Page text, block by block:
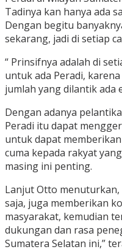
Tadinya kan hanya ada
Dengan begitu
sekarang, jadi di setiap
“ Prinsifnya adalah di
untuk ada Peradi,
jumlah yang dilantik ada
Dengan adanya
Peradi itu dapat
untuk dapat
cuma kepada rakyat
masing ini penting.
Lanjut Otto
saja, juga memberikan
masyarakat, kemudian
dukungan dan rasa
Sumatera Selatan ini,”